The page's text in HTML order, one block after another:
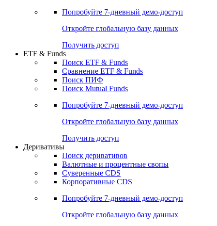
Попробуйте 7-дневный демо-доступ
Откройте глобальную базу данных
Получить доступ
ETF & Funds
Поиск ETF & Funds
Сравнение ETF & Funds
Поиск ПИФ
Поиск Mutual Funds
Попробуйте 7-дневный демо-доступ
Откройте глобальную базу данных
Получить доступ
Деривативы
Поиск деривативов
Валютные и процентные свопы
Суверенные CDS
Корпоративные CDS
Попробуйте 7-дневный демо-доступ
Откройте глобальную базу данных